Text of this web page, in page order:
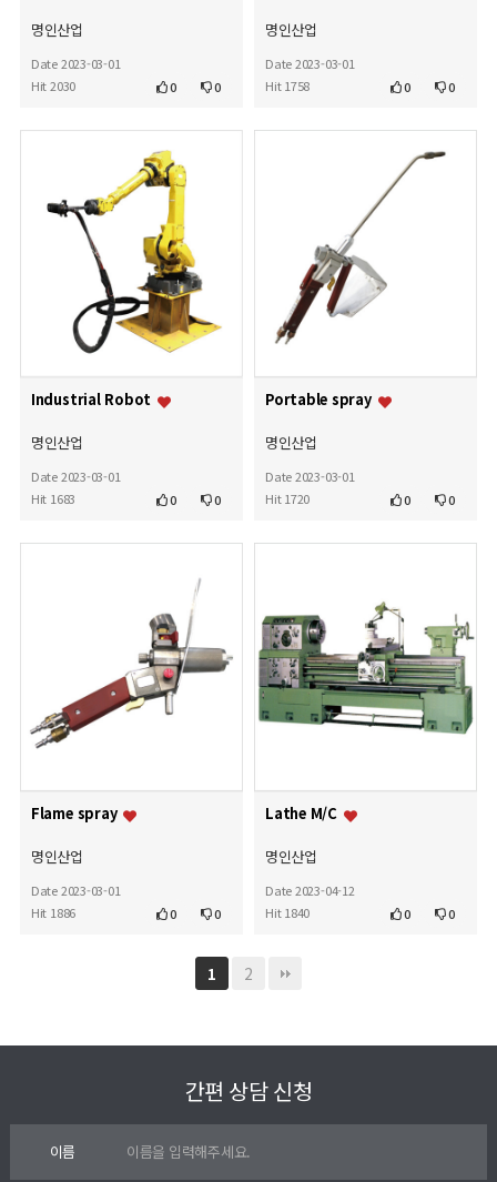
명인산업
Date 2023-03-01
Hit 2030
0 0
명인산업
Date 2023-03-01
Hit 1758
0 0
Industrial Robot
명인산업
Date 2023-03-01
Hit 1683
0 0
Portable spray
명인산업
Date 2023-03-01
Hit 1720
0 0
Flame spray
명인산업
Date 2023-03-01
Hit 1886
0 0
Lathe M/C
명인산업
Date 2023-04-12
Hit 1840
0 0
1 2
간편 상담 신청
이름